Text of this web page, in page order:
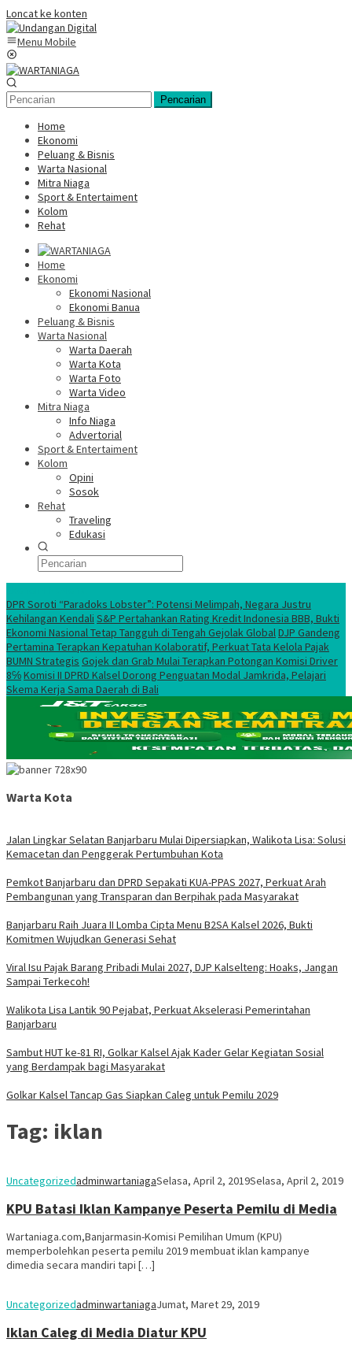
Loncat ke konten
Menu Mobile
Pencarian
Home
Ekonomi
Peluang & Bisnis
Warta Nasional
Mitra Niaga
Sport & Entertaiment
Kolom
Rehat
Home
Ekonomi
Ekonomi Nasional
Ekonomi Banua
Peluang & Bisnis
Warta Nasional
Warta Daerah
Warta Kota
Warta Foto
Warta Video
Mitra Niaga
Info Niaga
Advertorial
Sport & Entertaiment
Kolom
Opini
Sosok
Rehat
Traveling
Edukasi
DPR Soroti “Paradoks Lobster”: Potensi Melimpah, Negara Justru
Kehilangan Kendali S&P Pertahankan Rating Kredit Indonesia BBB, Bukti
Ekonomi Nasional Tetap Tangguh di Tengah Gejolak GlobalDJP Gandeng
Pertamina Terapkan Kepatuhan Kolaboratif, Perkuat Tata Kelola Pajak
BUMN Strategis Gojek dan Grab Mulai Terapkan Potongan Komisi Driver
8℅Komisi II DPRD Kalsel Dorong Penguatan Modal Jamkrida, Pelajari
Skema Kerja Sama Daerah di Bali
Warta Kota
Jalan Lingkar Selatan Banjarbaru Mulai Dipersiapkan, Walikota Lisa: Solusi
Kemacetan dan Penggerak Pertumbuhan Kota
Pemkot Banjarbaru dan DPRD Sepakati KUA-PPAS 2027, Perkuat Arah
Pembangunan yang Transparan dan Berpihak pada Masyarakat
Banjarbaru Raih Juara II Lomba Cipta Menu B2SA Kalsel 2026, Bukti
Komitmen Wujudkan Generasi Sehat
Viral Isu Pajak Barang Pribadi Mulai 2027, DJP Kalselteng: Hoaks, Jangan
Sampai Terkecoh!
Walikota Lisa Lantik 90 Pejabat, Perkuat Akselerasi Pemerintahan
Banjarbaru
Sambut HUT ke-81 RI, Golkar Kalsel Ajak Kader Gelar Kegiatan Sosial
yang Berdampak bagi Masyarakat
Golkar Kalsel Tancap Gas Siapkan Caleg untuk Pemilu 2029
Tag: iklan
UncategorizedadminwartaniagaSelasa, April 2, 2019Selasa, April 2, 2019
KPU Batasi Iklan Kampanye Peserta Pemilu di Media
Wartaniaga.com,Banjarmasin-Komisi Pemilihan Umum (KPU)
memperbolehkan peserta pemilu 2019 membuat iklan kampanye
dimedia secara mandiri tapi […]
UncategorizedadminwartaniagaJumat, Maret 29, 2019
Iklan Caleg di Media Diatur KPU